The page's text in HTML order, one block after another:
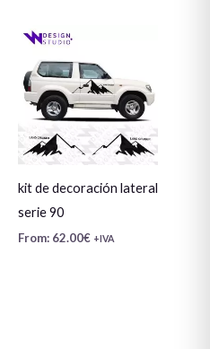
kit de decoración lateral
serie 90
From: 62.00€ +IVA